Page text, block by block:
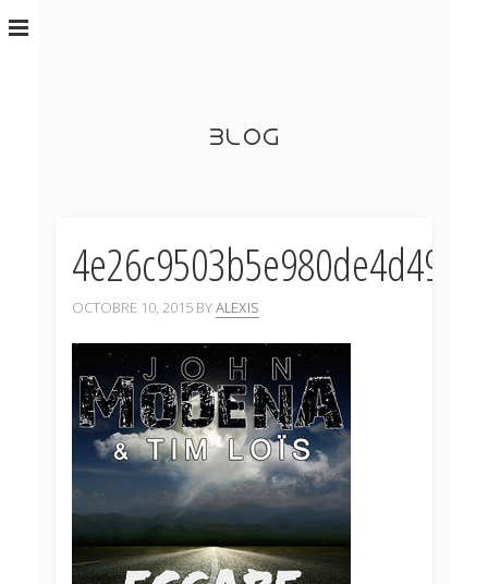
BLOG
OCTOBRE 10, 2015 BYALEXIS